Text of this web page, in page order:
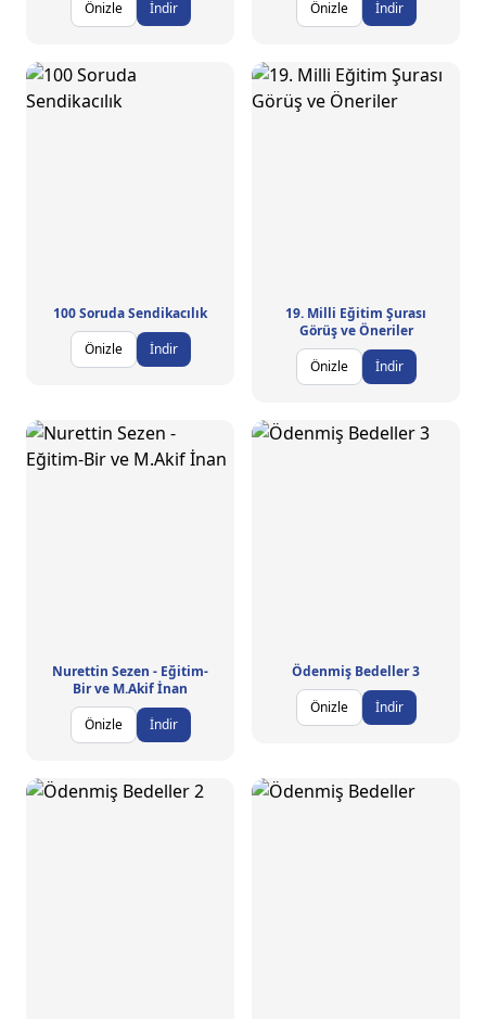
Önizle
İndir
Önizle
İndir
100 Soruda Sendikacılık
Önizle
İndir
19. Milli Eğitim Şurası
Görüş ve Öneriler
Önizle
İndir
Nurettin Sezen - Eğitim-
Bir ve M.Akif İnan
Önizle
İndir
Ödenmiş Bedeller 3
Önizle
İndir